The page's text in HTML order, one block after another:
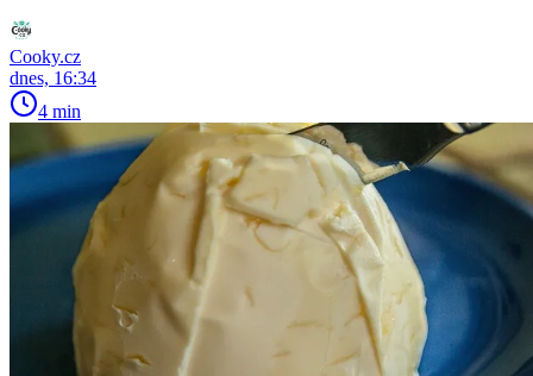
Cooky.cz
dnes, 16:34
4 min